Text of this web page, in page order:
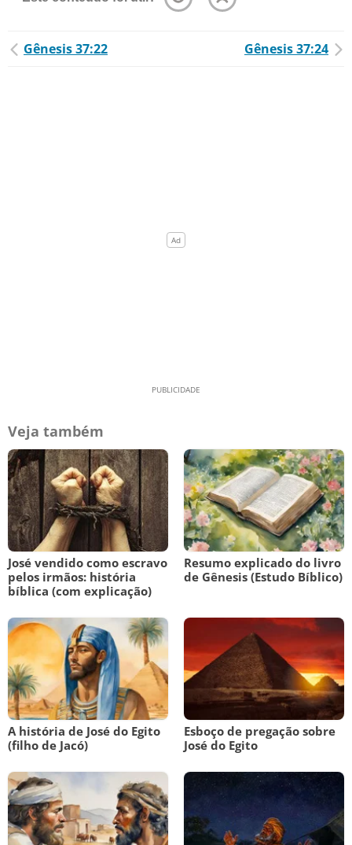
Gênesis 37:22 Gênesis 37:24
Veja também
José vendido como escravo
pelos irmãos: história
bíblica (com explicação)
Resumo explicado do livro
de Gênesis (Estudo Bíblico)
A história de José do Egito
(filho de Jacó)
Esboço de pregação sobre
José do Egito